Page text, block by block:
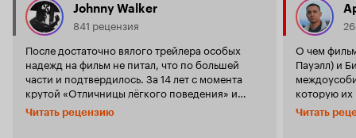
Johnny Walker
841 рецензия
После достаточно вялого трейлера особых
надежд на фильм не питал, что по большей
части и подтвердилось. За 14 лет с момента
крутой «Отличницы лёгкого поведения» и
примерно столько же с «Секса по дружбе» (не
смотрел) Уилл Глак, видимо, окончательно
Читать рецензию
О чем фильм? Парочка эгоистов
Пауэлл) и
которую их
требуется
Читать